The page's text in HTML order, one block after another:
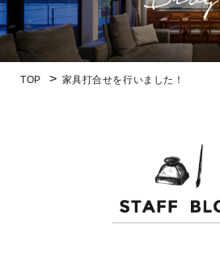
TOP 家具打合せを行いました！